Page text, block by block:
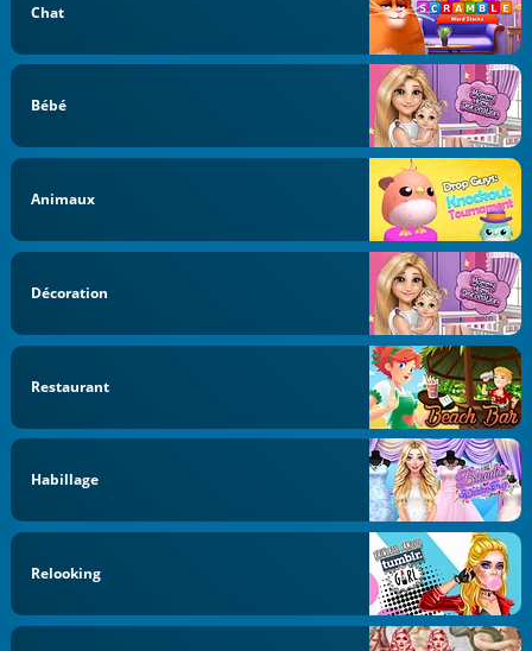
Chat
Bébé
Animaux
Décoration
Restaurant
Habillage
Relooking